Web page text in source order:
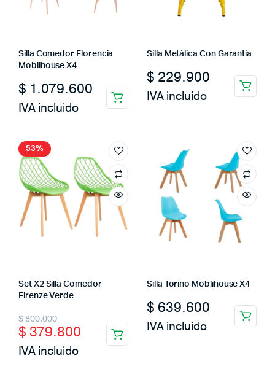
Silla Comedor Florencia
Moblihouse X4
$ 1.079.600
IVA incluido
Silla Metálica Con Garantia
$ 229.900
IVA incluido
53%
Set X2 Silla Comedor
Firenze Verde
$800.000
Original
price
was:
$ 379.800
Current
price
is:
IVA incluido
Silla Torino Moblihouse X4
$ 639.600
IVA incluido